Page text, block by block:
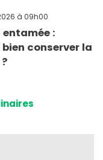
à 09h00
entamée :
conserver la